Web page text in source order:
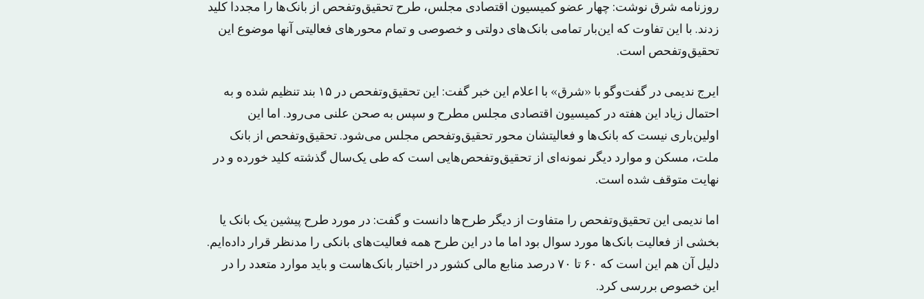
روزنامه شرق نوشت: چهار عضو کمیسیون اقتصادی مجلس، طرح تحقیق‌وتفحص از بانک‌ها را مجددا کلید
زدند. با این تفاوت که این‌بار تمامی بانک‌های دولتی و خصوصی و تمام محورهای فعالیتی آنها موضوع این
تحقیق‌وتفحص است.
ایرج ندیمی در گفت‌وگو با «شرق» با اعلام این خبر گفت: این تحقیق‌وتفحص در ۱۵ بند تنظیم شده و به
احتمال زیاد این هفته در کمیسیون اقتصادی مجلس مطرح و سپس به صحن علنی می‌رود. اما این
اولین‌باری نیست که بانک‌ها و فعالیتشان محور تحقیق‌وتفحص مجلس می‌شود. تحقیق‌وتفحص از بانک
ملت، مسکن و موارد دیگر نمونه‌ای از تحقیق‌وتفحص‌هایی است که طی یک‌سال گذشته کلید خورده و در
نهایت متوقف شده است.
اما ندیمی این تحقیق‌وتفحص را متفاوت از دیگر طرح‌ها دانست و گفت: در مورد طرح پیشین یک بانک یا
بخشی از فعالیت بانک‌ها مورد سوال بود اما ما در این طرح همه فعالیت‌های بانکی را مدنظر قرار داده‌ایم.
دلیل آن هم این است که ۶۰ تا ۷۰ درصد منابع مالی کشور در اختیار بانک‌هاست و باید موارد متعدد را در
این خصوص بررسی کرد.